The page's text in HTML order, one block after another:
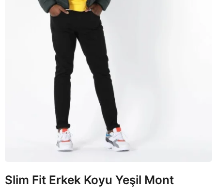
Slim Fit Erkek Koyu Yeşil Mont